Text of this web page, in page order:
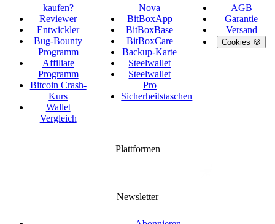
kaufen?
Reviewer
Entwickler
Bug-Bounty
Programm
Affiliate
Programm
Bitcoin Crash-
Kurs
Wallet
Vergleich
Nova
BitBoxApp
BitBoxBase
BitBoxCare
Backup-Karte
Steelwallet
Steelwallet
Pro
Sicherheitstaschen
AGB
Garantie
Versand
Cookies 🍪
Plattformen
swiss
group
Newsletter